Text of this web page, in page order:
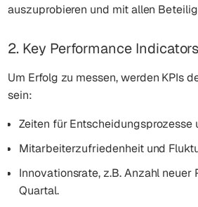
auszuprobieren und mit allen
2. Key Performance
Um Erfolg zu messen, werden KPIs
sein:
Zeiten für Entscheidungsprozesse
Mitarbeiterzufriedenheit und
Innovationsrate, z.B. Anzahl neuer
Quartal.